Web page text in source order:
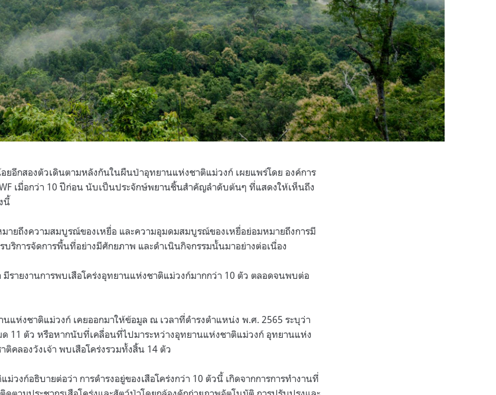
ยอีกสองตัวเดินตามหลังกันในผืนป่าอุทยานแห่งชาติแม่วงก์ เผยแพร่โดย องค์การ
เมื่อกว่า 10 ปีก่อน นับเป็นประจักษ์พยานชิ้นสำคัญลำดับต้นๆ ที่แสดงให้เห็นถึง
นี้
มายถึงความสมบูรณ์ของเหยื่อ และความอุมดมสมบูรณ์ของเหยื่อย่อมหมายถึงการมี
ริการจัดการพื้นที่อย่างมีศักยภาพ และดำเนินกิจกรรมนั้นมาอย่างต่อเนื่อง
รายงานการพบเสือโคร่งอุทยานแห่งชาติแม่วงก์มากกว่า 10 ตัว ตลอดจนพบต่อ
แห่งชาติแม่วงก์ เคยออกมาให้ข้อมูล ณ เวลาที่ดำรงตำแหน่ง พ.ศ. 2565 ระบุว่า
11 ตัว หรือหากนับที่เคลื่อนที่ไปมาระหว่างอุทยานแห่งชาติแม่วงก์ อุทยานแห่ง
คลองวังเจ้า พบเสือโคร่งรวมทั้งสิ้น 14 ตัว
วงก์อธิบายต่อว่า การดำรงอยู่ของเสือโคร่งกว่า 10 ตัวนี้ เกิดจากการการทำงานที่